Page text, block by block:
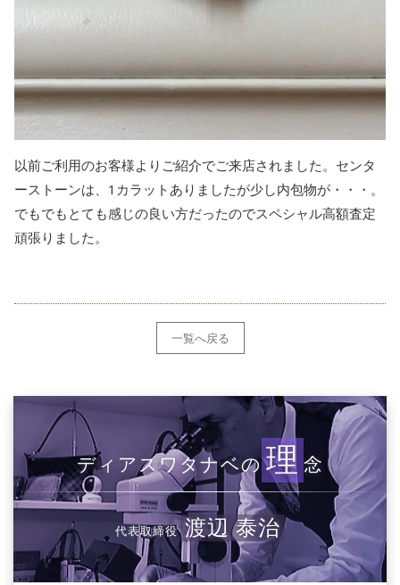
以前ご利用のお客様よりご紹介でご来店されました。センタ
ーストーンは、1カラットありましたが少し内包物が・・・。
でもでもとても感じの良い方だったのでスペシャル高額査定
頑張りました。
一覧へ戻る
ディアスワタナベの 理 念
代表取締役 渡辺 泰治